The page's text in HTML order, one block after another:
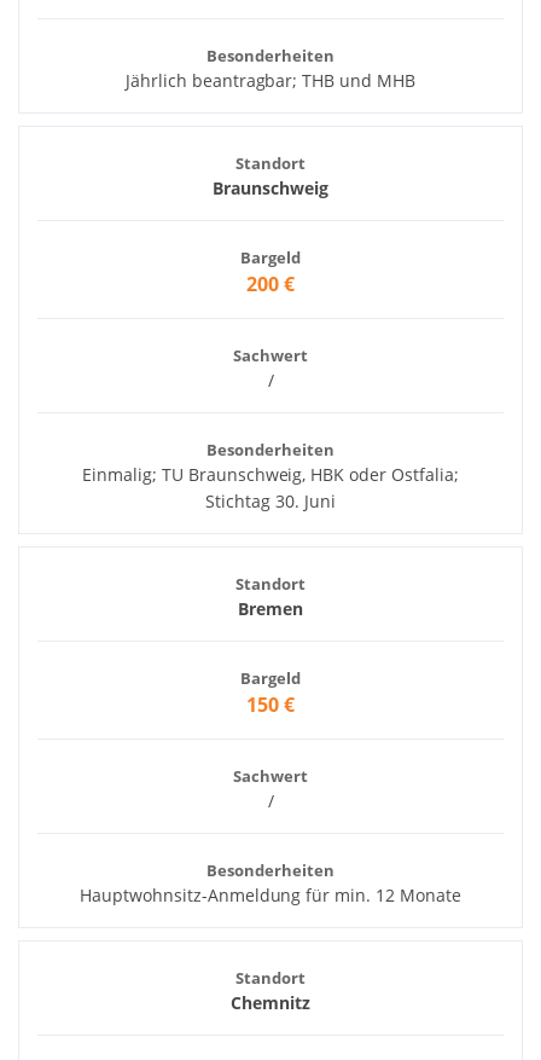
Besonderheiten
Jährlich beantragbar; THB und MHB
Standort
Braunschweig
Bargeld
200 €
Sachwert
/
Besonderheiten
Einmalig; TU Braunschweig, HBK oder Ostfalia;
Stichtag 30. Juni
Standort
Bremen
Bargeld
150 €
Sachwert
/
Besonderheiten
Hauptwohnsitz-Anmeldung für min. 12 Monate
Standort
Chemnitz